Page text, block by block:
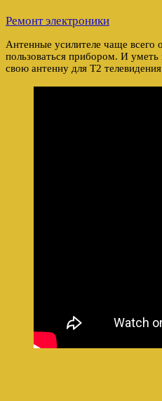
Ремонт электроники
Антенные усилителе чаще всего
пользоваться прибором. И
свою антенну для Т2